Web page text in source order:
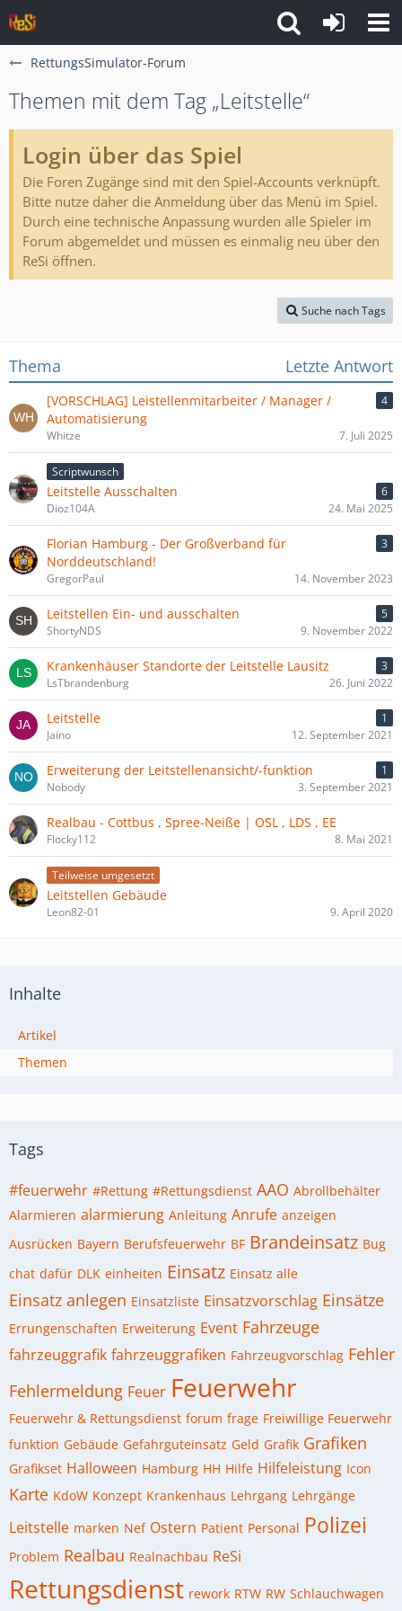
RettungsSimulator-Forum
Themen mit dem Tag „Leitstelle“
Login über das Spiel
Die Foren Zugänge sind mit den Spiel-Accounts verknüpft.
Bitte nutze daher die Anmeldung über das Menü im Spiel.
Durch eine technische Anpassung wurden alle Spieler im
Forum abgemeldet und müssen es einmalig neu über den
ReSi öffnen.
Suche nach Tags
Thema Letzte Antwort
[VORSCHLAG] Leistellenmitarbeiter / Manager /
Automatisierung
4
Whitze 7. Juli 2025
Scriptwunsch
Leitstelle Ausschalten
6
Dioz104A
24. Mai 2025
Florian Hamburg - Der Großverband für
Norddeutschland!
3
GregorPaul 14. November 2023
Leitstellen Ein- und ausschalten
5
ShortyNDS
9. November 2022
Krankenhäuser Standorte der Leitstelle Lausitz
3
LsTbrandenburg
26. Juni 2022
Leitstelle
1
Jaino
12. September 2021
Erweiterung der Leitstellenansicht/-funktion
1
Nobody
3. September 2021
Realbau - Cottbus , Spree-Neiße | OSL , LDS , EE
Flocky112 8. Mai 2021
Teilweise umgesetzt
Leitstellen Gebäude
Leon82-01 9. April 2020
Inhalte
Artikel
Themen
Tags
#feuerwehr #Rettung #Rettungsdienst AAO Abrollbehälter
Alarmieren alarmierung Anleitung Anrufe anzeigen
Ausrücken Bayern Berufsfeuerwehr BF Brandeinsatz Bug
chat dafür DLK einheiten Einsatz Einsatz alle
Einsatz anlegen Einsatzliste Einsatzvorschlag Einsätze
Errungenschaften Erweiterung Event Fahrzeuge
fahrzeuggrafik fahrzeuggrafiken Fahrzeugvorschlag Fehler
Fehlermeldung Feuer Feuerwehr
Feuerwehr & Rettungsdienst forum frage Freiwillige Feuerwehr
funktion Gebäude Gefahrguteinsatz Geld Grafik Grafiken
Grafikset Halloween Hamburg HH Hilfe Hilfeleistung Icon
Karte KdoW Konzept Krankenhaus Lehrgang Lehrgänge
Leitstelle marken Nef Ostern Patient Personal Polizei
Problem Realbau Realnachbau ReSi
Rettungsdienst rework RTW RW Schlauchwagen